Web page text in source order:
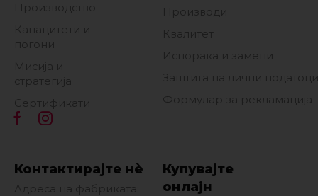
Производство
Капацитети и
погони
Мисија и
стратегија
Сертификати
Производи
Квалитет
Испорака и замени
Заштита на лични податоци
Формулар за рекламација
Контактирајте нè
Адреса на фабриката:
Купувајте
онлајн